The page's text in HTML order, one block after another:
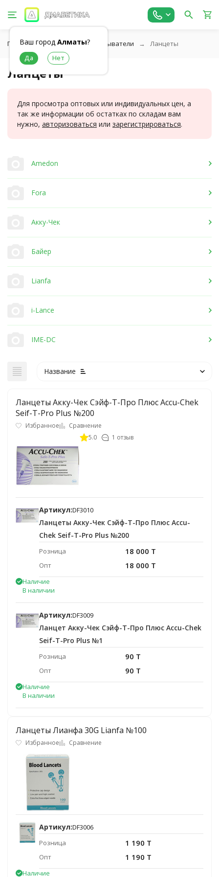
Ваш город Алматы?
Главная Ланцеты и прокалыватели Ланцеты
Ланцеты
Для просмотра оптовых или индивидуальных цен, а
так же информации об остатках по складам вам
нужно, авторизоваться или зарегистрироваться.
Amedon
Fora
Акку-Чек
Байер
Lianfa
i-Lance
IME-DC
Название
Ланцеты Акку-Чек Сэйф-Т-Про Плюс Accu-Chek
Seif-T-Pro Plus №200
Избранное
Сравнение
5.0
1 отзыв
Артикул:DF3010
Ланцеты Акку-Чек Сэйф-Т-Про Плюс Accu-
Chek Seif-T-Pro Plus №200
Розница 18 000 T
Опт 18 000 T
Наличие
В наличии
Артикул:DF3009
Ланцет Акку-Чек Сэйф-Т-Про Плюс Accu-Chek
Seif-T-Pro Plus №1
Розница 90 T
Опт 90 T
Наличие
В наличии
Ланцеты Лианфа 30G Lianfa №100
Избранное Сравнение
Артикул:DF3006
Розница
1 190 T
Опт 1 190 T
Наличие